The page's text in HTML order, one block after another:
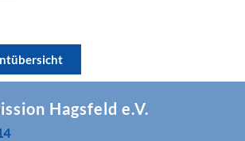
Hagsfeld e.V.